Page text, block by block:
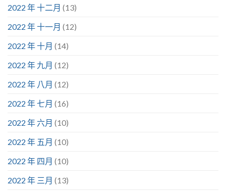
2022 年 十二月 (13)
2022 年 十一月 (12)
2022 年 十月 (14)
2022 年 九月 (12)
2022 年 八月 (12)
2022 年 七月 (16)
2022 年 六月 (10)
2022 年 五月 (10)
2022 年 四月 (10)
2022 年 三月 (13)